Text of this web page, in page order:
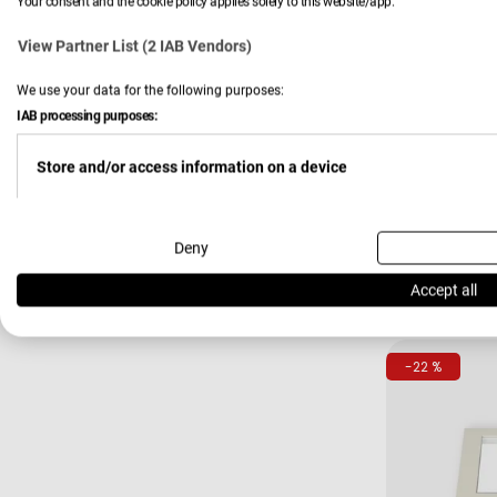
View Partner List (2 IAB Vendors)
We use your data for the following purposes:
IAB processing purposes:
Store and/or access information on a device
Use limited data to select advertising
Deny
Accept all
149,00
Preis
-22 %